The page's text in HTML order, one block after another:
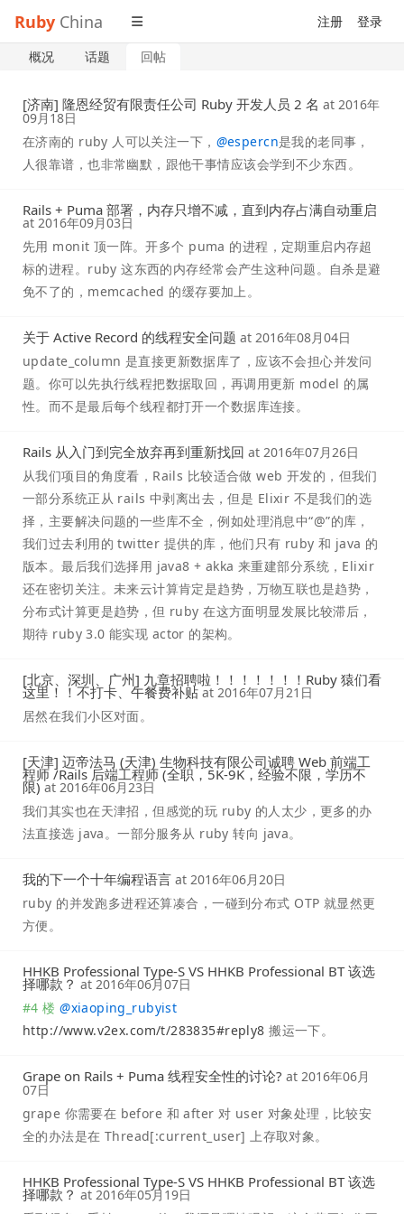
Ruby China 注册 登录
概况 话题 回帖
[济南] 隆恩经贸有限责任公司 Ruby 开发人员 2 名 at 2016年
09月18日
在济南的 ruby 人可以关注一下， @espercn是我的老同事，
人很靠谱，也非常幽默，跟他干事情应该会学到不少东西。
Rails + Puma 部署，内存只增不减，直到内存占满自动重启
at 2016年09月03日
先用 monit 顶一阵。开多个 puma 的进程，定期重启内存超
标的进程。ruby 这东西的内存经常会产生这种问题。自杀是避
免不了的，memcached 的缓存要加上。
关于 Active Record 的线程安全问题 at 2016年08月04日
update_column 是直接更新数据库了，应该不会担心并发问
题。你可以先执行线程把数据取回，再调用更新 model 的属
性。而不是最后每个线程都打开一个数据库连接。
Rails 从入门到完全放弃再到重新找回 at 2016年07月26日
从我们项目的角度看，Rails 比较适合做 web 开发的，但我们
一部分系统正从 rails 中剥离出去，但是 Elixir 不是我们的选
择，主要解决问题的一些库不全，例如处理消息中“@”的库，
我们过去利用的 twitter 提供的库，他们只有 ruby 和 java 的
版本。最后我们选择用 java8 + akka 来重建部分系统，Elixir
还在密切关注。未来云计算肯定是趋势，万物互联也是趋势，
分布式计算更是趋势，但 ruby 在这方面明显发展比较滞后，
期待 ruby 3.0 能实现 actor 的架构。
[北京、深圳、广州] 九章招聘啦！！！！！！！Ruby 猿们看
这里！！不打卡、午餐费补贴 at 2016年07月21日
居然在我们小区对面。
[天津] 迈帝法马 (天津) 生物科技有限公司诚聘 Web 前端工
程师 /Rails 后端工程师 (全职，5K-9K，经验不限，学历不
限) at 2016年06月23日
我们其实也在天津招，但感觉的玩 ruby 的人太少，更多的办
法直接选 java。一部分服务从 ruby 转向 java。
我的下一个十年编程语言 at 2016年06月20日
ruby 的并发跑多进程还算凑合，一碰到分布式 OTP 就显然更
方便。
HHKB Professional Type-S VS HHKB Professional BT 该选
择哪款？ at 2016年06月07日
#4 楼 @xiaoping_rubyist
http://www.v2ex.com/t/283835#reply8 搬运一下。
Grape on Rails + Puma 线程安全性的讨论? at 2016年06月
07日
grape 你需要在 before 和 after 对 user 对象处理，比较安
全的办法是在 Thread[:current_user] 上存取对象。
HHKB Professional Type-S VS HHKB Professional BT 该选
择哪款？ at 2016年05月19日